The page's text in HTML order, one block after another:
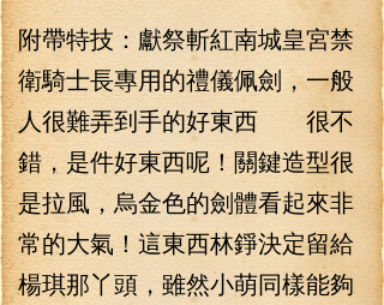
附帶特技：獻祭斬紅南城皇宮禁
衛騎士長專用的禮儀佩劍，一般
人很難弄到手的好東西 很不
錯，是件好東西呢！關鍵造型很
是拉風，烏金色的劍體看起來非
常的大氣！這東西林錚決定留給
楊琪那丫頭，雖然小萌同樣能夠